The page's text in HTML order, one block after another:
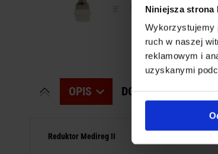
Niniejsza
Wykorzystujemy
ruch w naszej
reklamowym i
uzyskanymi
OPIS DODAJ SWOJĄ
Reduktor Medireg II